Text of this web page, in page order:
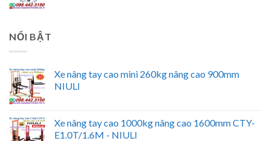
NỔI BẬT
Xe nâng tay cao mini 260kg nâng cao 900mm
NIULI
Xe nâng tay cao 1000kg nâng cao 1600mm CTY-
E1.0T/1.6M - NIULI